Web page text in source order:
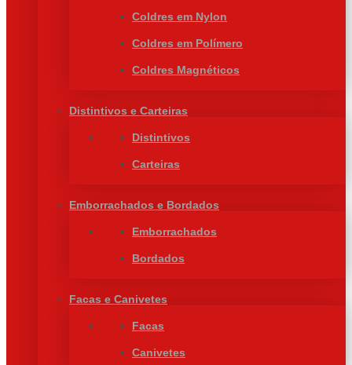
Coldres em Nylon
Coldres em Polímero
Coldres Magnéticos
Distintivos e Carteiras
Distintivos
Carteiras
Emborrachados e Bordados
Emborrachados
Bordados
Facas e Canivetes
Facas
Canivetes